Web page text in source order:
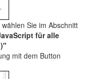
Sie im Abschnitt
für alle
mit dem Button